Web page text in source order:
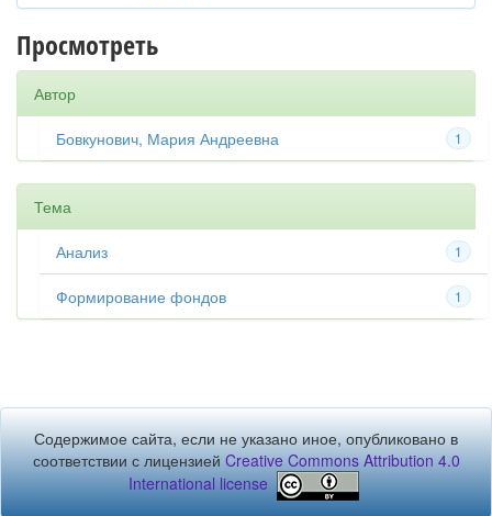
Просмотреть
Автор
1
Бовкунович, Мария Андреевна
Тема
1
Анализ
1
Формирование фондов
Содержимое сайта, если не указано иное, опубликовано в
соответствии с лицензиейCreative Commons Attribution 4.0
International license